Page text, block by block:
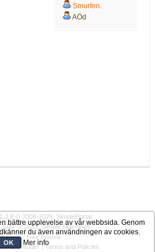
Smurfen.
AÖd
© 2008-2026, SimplePortal
SMF © 2017,Simple Machines
for Free Forums
Embedder|Terms and Policies
bättre upplevelse av vår webbsida. Genom
du även användningen av cookies.
OK Mer info